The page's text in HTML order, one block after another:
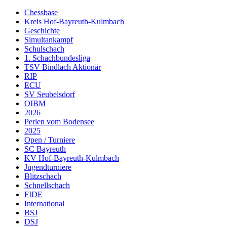
Chessbase
Kreis Hof-Bayreuth-Kulmbach
Geschichte
Simultankampf
Schulschach
1. Schachbundesliga
TSV Bindlach Aktionär
RIP
ECU
SV Seubelsdorf
OIBM
2026
Perlen vom Bodensee
2025
Open / Turniere
SC Bayreuth
KV Hof-Bayreuth-Kulmbach
Jugendturniere
Blitzschach
Schnellschach
FIDE
International
BSJ
DSJ